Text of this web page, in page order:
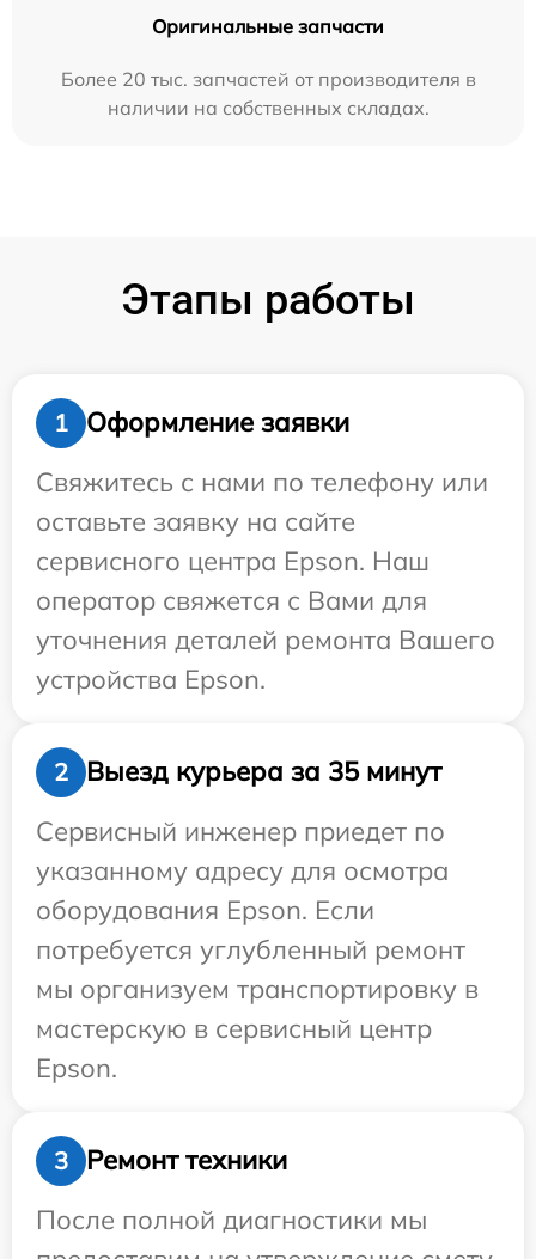
Оригинальные запчасти
Более 20 тыс. запчастей от производителя в
наличии на собственных складах.
Этапы работы
1
Оформление заявки
Свяжитесь с нами по телефону или
оставьте заявку на сайте
сервисного центра Epson. Наш
оператор свяжется с Вами для
уточнения деталей ремонта Вашего
устройства Epson.
2
Выезд курьера за 35 минут
Сервисный инженер приедет по
указанному адресу для осмотра
оборудования Epson. Если
потребуется углубленный ремонт
мы организуем транспортировку в
мастерскую в сервисный центр
Epson.
3
Ремонт техники
После полной диагностики мы